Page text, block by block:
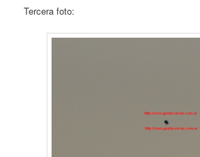
Tercera foto: